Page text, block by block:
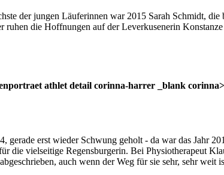
der jungen Läuferinnen war 2015 Sarah Schmidt,
ruhen die Hoffnungen auf der Leverkusenerin
athlet detail corinna-harrer _blank
gerade erst wieder Schwung geholt - da war das Jahr
die vielseitige Regensburgerin. Bei Physiotherapeut
auch wenn der Weg für sie sehr, sehr weit